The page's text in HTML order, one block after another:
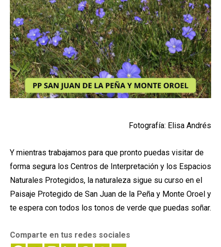
Fotografía: Elisa Andrés
Y mientras trabajamos para que pronto puedas visitar de
forma segura los Centros de Interpretación y los Espacios
Naturales Protegidos, la naturaleza sigue su curso en el
Paisaje Protegido de San Juan de la Peña y Monte Oroel y
te espera con todos los tonos de verde que puedas soñar.
Comparte en tus redes sociales